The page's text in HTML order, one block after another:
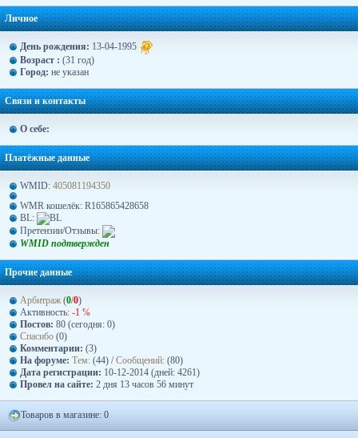
Личное
День рождения: 13-04-1995
Возраст : (31 год)
Город: не указан
Связи и контакты
О себе:
Платёжные данные
WMID: 405081194350
WMR кошелёк: R165865428658
BL:
Претензии/Отзывы:
WMID подтвержден
Прочие данные
Арбитраж (0/0)
Активность: -1 ℅
Постов: 80 (сегодня: 0)
Спасибо (0)
Комментарии: (3)
На форуме: Тем: (44) /Сообщений: (80)
Дата регистрации: 10-12-2014 (дней: 4261)
Провел на сайте: 2 дня 13 часов 56 минут
Товаров в магазине: 0